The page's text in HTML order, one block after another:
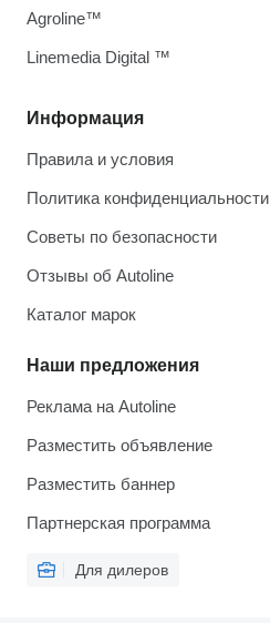
Информация
Правила и условия
Политика конфиденциальности
Советы по безопасности
Отзывы об Autoline
Каталог марок
Наши предложения
Реклама на Autoline
Разместить объявление
Разместить баннер
Партнерская программа
Для дилеров
Agroline™
Linemedia Digital ™